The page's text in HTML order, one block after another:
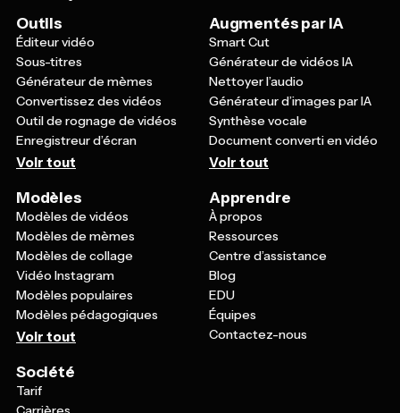
Outils
Éditeur vidéo
Sous-titres
Générateur de mèmes
Convertissez des vidéos
Outil de rognage de vidéos
Enregistreur d’écran
Voir tout
Augmentés par IA
Smart Cut
Générateur de vidéos IA
Nettoyer l’audio
Générateur d’images par IA
Synthèse vocale
Document converti en vidéo
Voir tout
Modèles
Modèles de vidéos
Modèles de mèmes
Modèles de collage
Vidéo Instagram
Modèles populaires
Modèles pédagogiques
Voir tout
Apprendre
À propos
Ressources
Centre d’assistance
Blog
EDU
Équipes
Contactez-nous
Société
Tarif